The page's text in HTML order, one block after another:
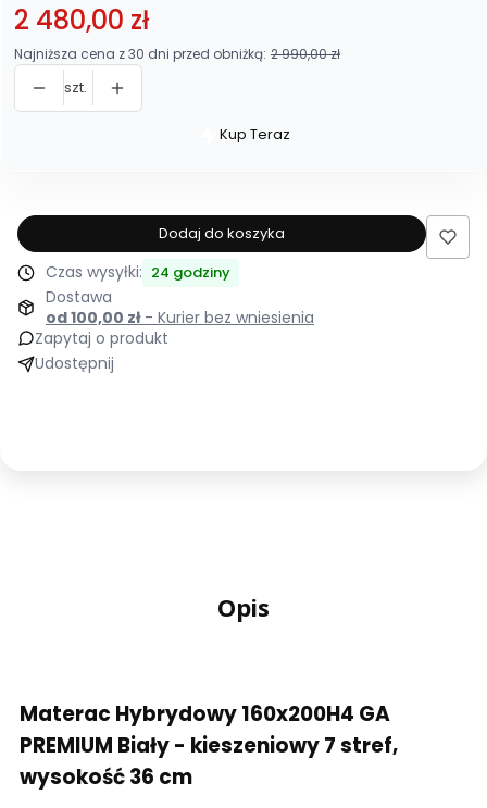
2 480,00 zł
Najniższa cena z 30 dni przed obniżką: 2 990,00 zł
szt.
Szybki
produktu
Materac
H4
Kup Teraz
Dodaj do koszyka
Czas wysyłki: 24 godziny
Dostawa
od 100,00 zł
- Kurier bez wniesienia
Zapytaj o produkt
Udostępnij
Opis
Materac Hybrydowy 160x200H4 GA
PREMIUM Biały - kieszeniowy 7 stref,
wysokość 36 cm